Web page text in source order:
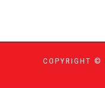
COPYRIGHT ©